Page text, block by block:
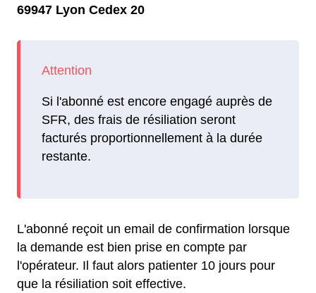
69947 Lyon Cedex 20
Si l'abonné est encore engagé auprès de
SFR, des frais de résiliation seront
facturés proportionnellement à la durée
restante.
L'abonné reçoit un email de confirmation lorsque
la demande est bien prise en compte par
l'opérateur. Il faut alors patienter 10 jours pour
que la résiliation soit effective.